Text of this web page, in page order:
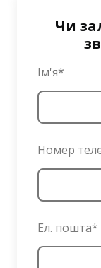
Чи
Ім'я*
Номер
Ел. пошта*